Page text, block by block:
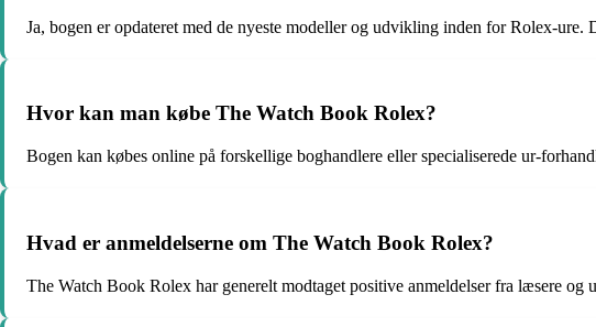
Ja, bogen er opdateret med de nyeste modeller og udvikling inden for Rolex-
Hvor kan man købe The Watch Book Rolex?
Bogen kan købes online på forskellige boghandlere eller specialiserede ur-
Hvad er anmeldelserne om The Watch Book Rolex?
The Watch Book Rolex har generelt modtaget positive anmeldelser fra læsere